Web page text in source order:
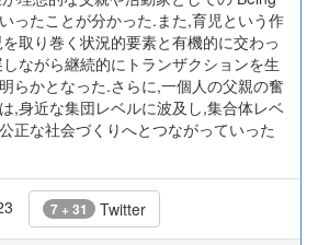
ったことが分かった.また,育児という作
取り巻く状況的要素と有機的に交わっ
ながら継続的にトランザクションを生
らかとなった.さらに,一個人の父親の奮
,身近な集団レベルに波及し,集合体レベ
正な社会づくりへとつながっていった
7 + 31 Twitter